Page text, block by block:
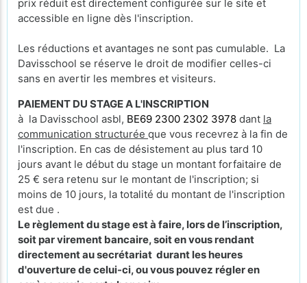
prix réduit est directement configurée sur le site et
accessible en ligne dès l'inscription.
Les réductions et avantages ne sont pas cumulable. La
Davisschool se réserve le droit de modifier celles-ci
sans en avertir les membres et visiteurs.
PAIEMENT DU STAGE A L'INSCRIPTION
à la Davisschool asbl, BE69 2300 2302 3978 dant la
communication structurée que vous recevrez à la fin de
l'inscription. En cas de désistement au plus tard 10
jours avant le début du stage un montant forfaitaire de
25 € sera retenu sur le montant de l'inscription; si
moins de 10 jours, la totalité du montant de l'inscription
est due .
Le règlement du stage est à faire, lors de l’inscription,
soit par virement bancaire, soit en vous rendant
directement au secrétariat durant les heures
d'ouverture de celui-ci, ou vous pouvez régler en